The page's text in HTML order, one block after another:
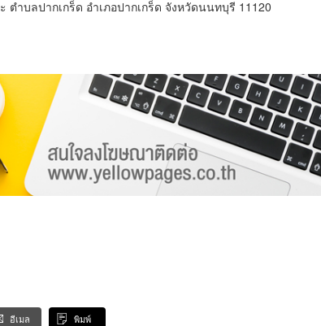
ำบลปากเกร็ด อำเภอปากเกร็ด จังหวัดนนทบุรี 11120
อีเมล พิมพ์